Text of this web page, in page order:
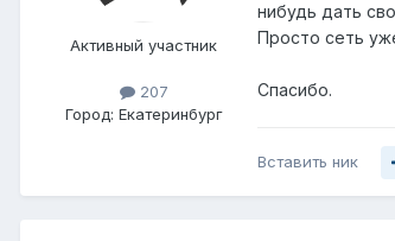
Активный участник
207
Город: Екатеринбург
нибудь дать
Просто сеть
Спасибо.
Вставить ник